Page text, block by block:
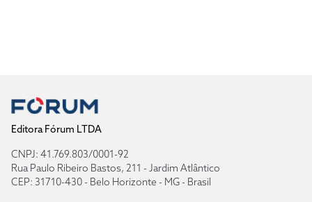
Editora Fórum LTDA
CNPJ: 41.769.803/0001-92
Rua Paulo Ribeiro Bastos, 211 - Jardim Atlântico
CEP: 31710-430 - Belo Horizonte - MG - Brasil